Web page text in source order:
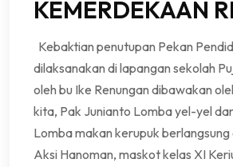
KEMERDEKAAN
Kebaktian penutupan Pekan
dilaksanakan di lapangan sekolah
oleh bu Ike Renungan dibawakan
kita, Pak Junianto Lomba yel-yel
Lomba makan kerupuk
Aksi Hanoman, maskot kelas XI